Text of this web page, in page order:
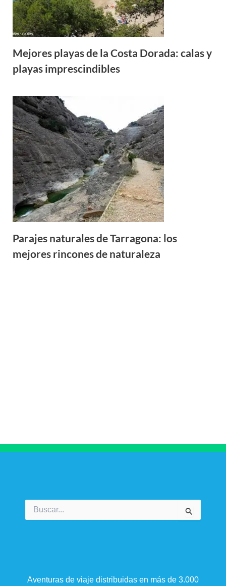
Mejores playas de la Costa Dorada: calas y
playas imprescindibles
Parajes naturales de Tarragona: los
mejores rincones de naturaleza
por:
Aventuras de viaje distribuidas en más de 3.000